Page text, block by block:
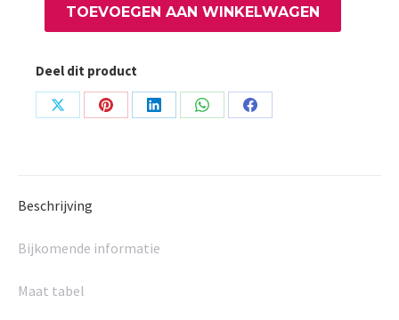
voorgevormde
-
hartvorm
aantal
TOEVOEGEN AAN WINKELWAGEN
Deel dit product
Share
Share
Share
Share
Share
Beschrijving
Bijkomende informatie
Maat tabel